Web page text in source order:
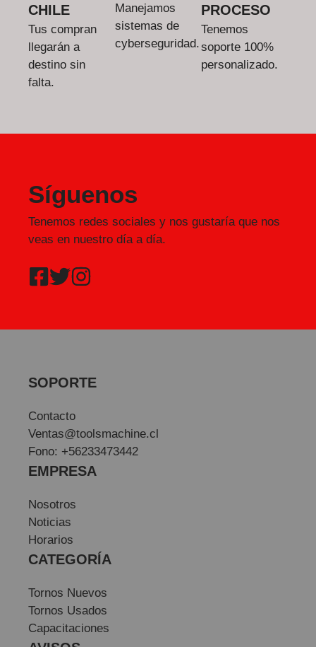
CHILE
Tus compran
llegarán a
destino sin
falta.
Manejamos
sistemas de
cyberseguridad.
PROCESO
Tenemos
soporte 100%
personalizado.
Síguenos
Tenemos redes sociales y nos gustaría que nos
veas en nuestro día a día.
SOPORTE
Contacto
Ventas@toolsmachine.cl
Fono: +56233473442
EMPRESA
Nosotros
Noticias
Horarios
CATEGORÍA
Tornos Nuevos
Tornos Usados
Capacitaciones